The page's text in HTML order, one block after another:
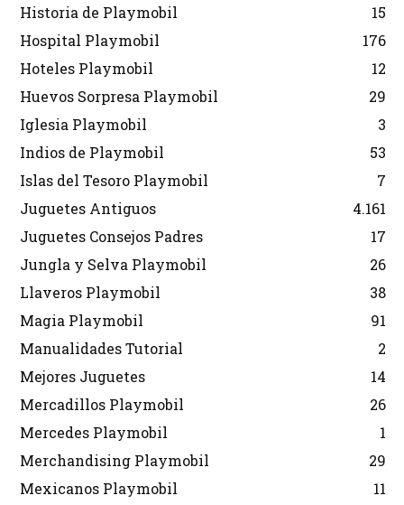
Historia de Playmobil
15
Hospital Playmobil
176
Hoteles Playmobil
12
Huevos Sorpresa Playmobil
29
Iglesia Playmobil
3
Indios de Playmobil
53
Islas del Tesoro Playmobil
7
Juguetes Antiguos
4.161
Juguetes Consejos Padres
17
Jungla y Selva Playmobil
26
Llaveros Playmobil
38
Magia Playmobil
91
Manualidades Tutorial
2
Mejores Juguetes
14
Mercadillos Playmobil
26
Mercedes Playmobil
1
Merchandising Playmobil
29
Mexicanos Playmobil
11